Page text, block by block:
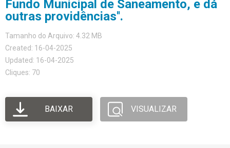
Fundo Municipal de Saneamento, e dá
outras providências''.
Tamanho do Arquivo: 4.32 MB
Created: 16-04-2025
Updated: 16-04-2025
Cliques: 70
BAIXAR VISUALIZAR